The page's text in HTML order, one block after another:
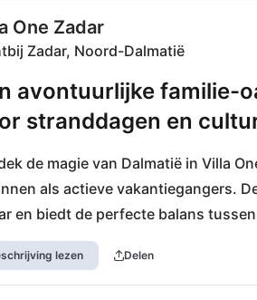
One Zadar
Zadar, Noord-Dalmatië
avontuurlijke familie-
stranddagen en
de magie van Dalmatië in Villa
als actieve vakantiegangers.
en biedt de perfecte balans
nabijgelegen strand Children's
voor de deur is
op je in het restaurant Stari
lezen Delen